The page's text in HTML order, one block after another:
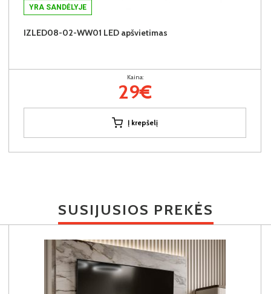
YRA SANDĖLYJE
IZLED08-02-WW01 LED apšvietimas
Kaina:
29€
Į krepšelį
SUSIJUSIOS PREKĖS